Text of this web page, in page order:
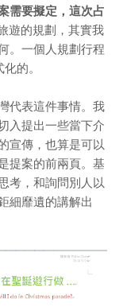
需要擬定，這次占
遊的規劃，其實我
。一個人規劃行程
的。
表這件事情。我
入提出一些當下介
宣傳，也算是可以
提案的前兩頁。基
考，和詢問別人以
細靡遺的講解出